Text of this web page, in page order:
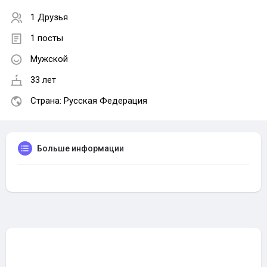
1 Друзья
1 посты
Мужской
33 лет
Страна: Русская Федерация
Больше информации